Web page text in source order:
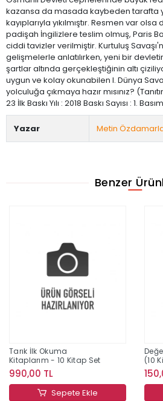
kazansa da masada kaybeden tarafta
kayıplarıyla yıkılmıştır. Resmen var
padişah İngilizlere teslim olmuş, Paris
ciddi tavizler verilmiştir. Kurtuluş
gelişmelerle anlatılırken, yeni bir
şartlar altında gerçekleştiğinin altı
uygun ve kolay okunabilen I. Dünya
yolculuğa çıkmaya hazır mısınız?
23 İlk Baskı Yılı : 2018 Baskı Sayısı : 1. Basım
Yazar Metin
Benzer
Tarık İlk Okuma
Kitaplarım - 10 Kitap Set
990,00 TL
Sepete Ekle
(10